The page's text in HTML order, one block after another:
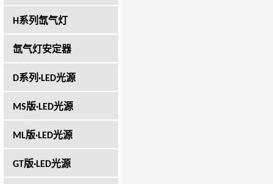
H系列氙气灯
氙气灯安定器
D系列·LED光源
MS版·LED光源
ML版·LED光源
GT版·LED光源